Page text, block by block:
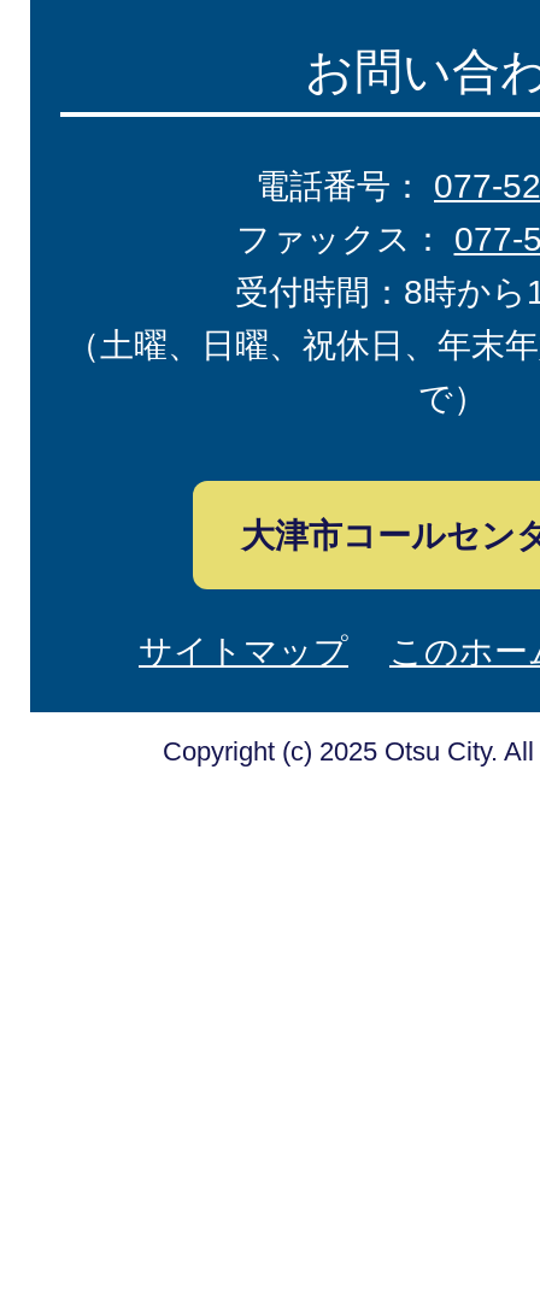
お問い合
電話番号： 077-
ファックス： 077-
受付時間：8時から
（土曜、日曜、祝休日、年末
で）
大津市コールセン
サイトマップ このホ
Copyright (c) 2025 Otsu City.